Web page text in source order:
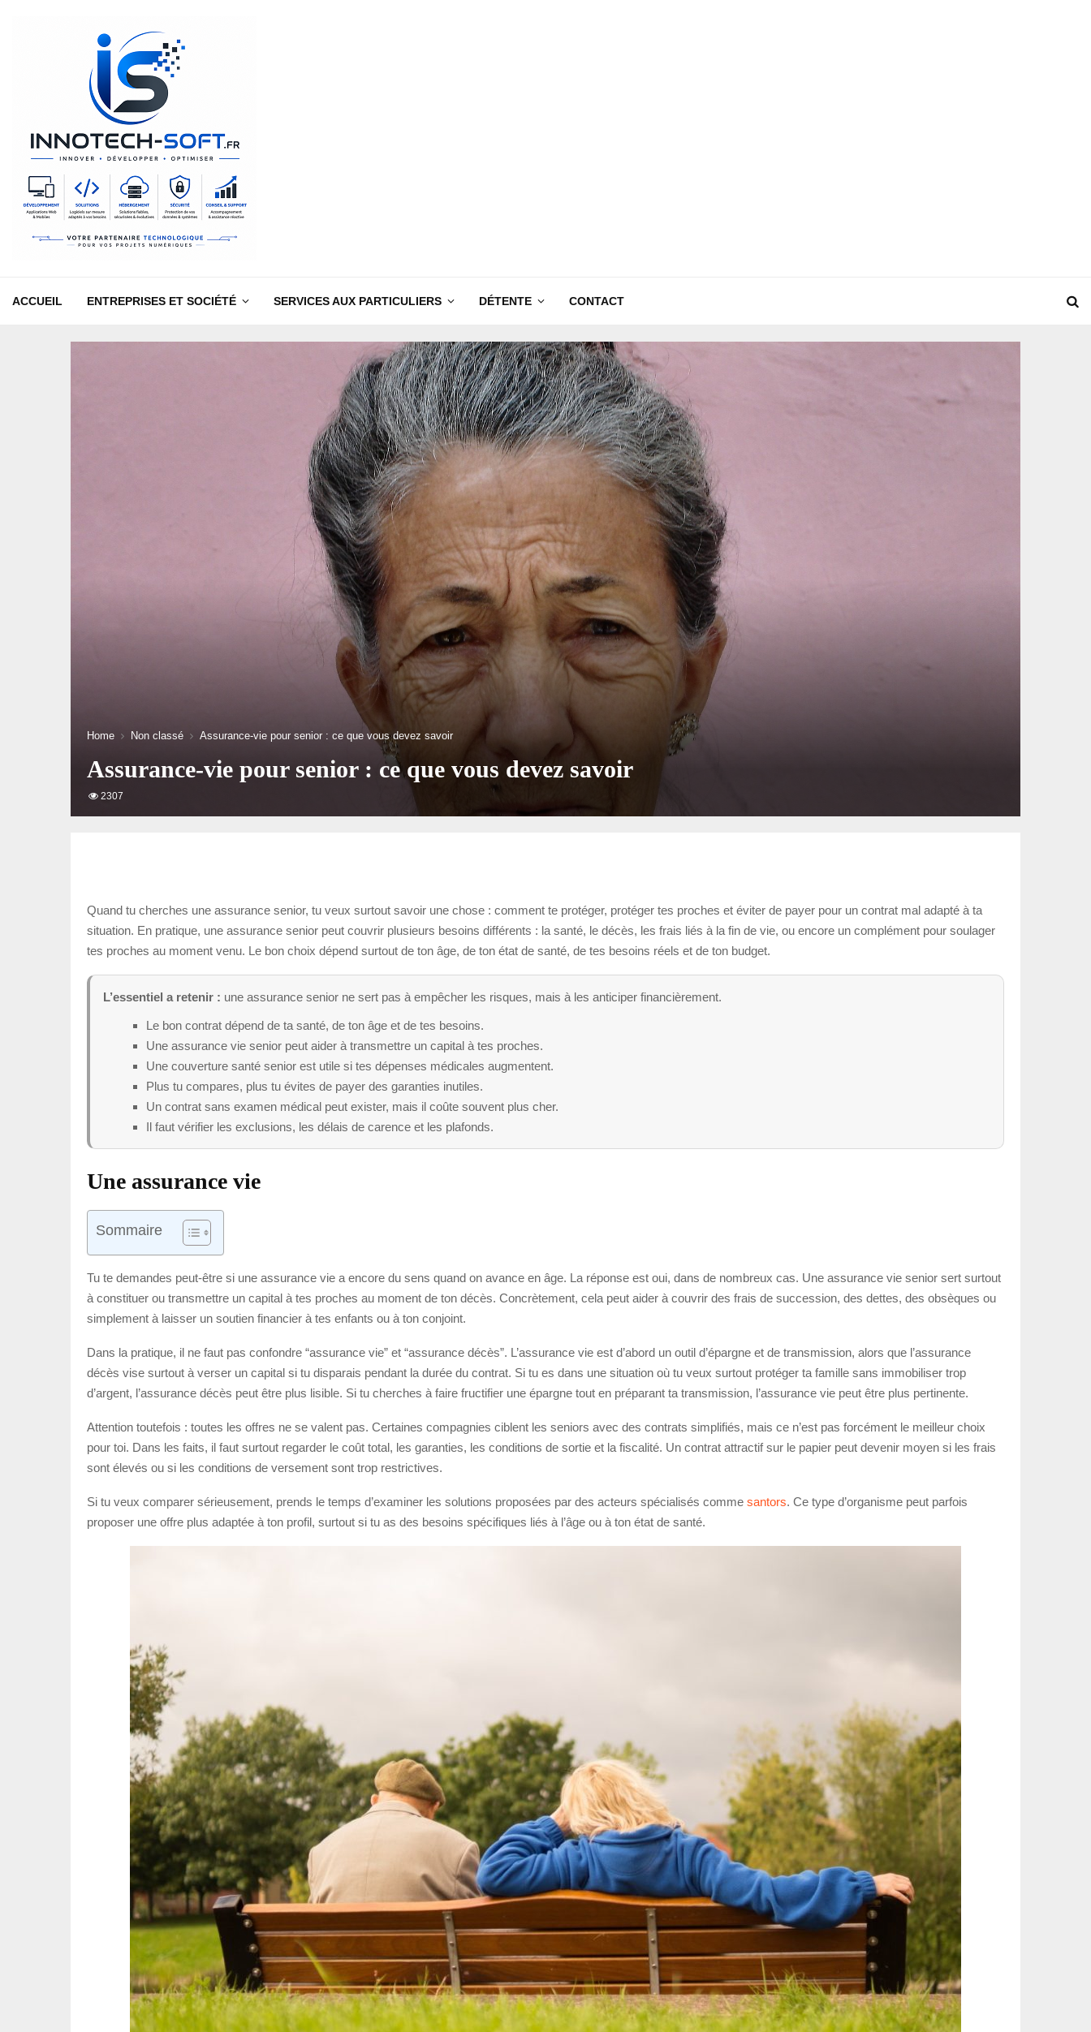
ACCUEIL ENTREPRISES ET SOCIÉTÉ SERVICES AUX PARTICULIERS DÉTENTE CONTACT
Home Non classé Assurance-vie pour senior : ce que vous devez savoir
Assurance-vie pour senior : ce que vous devez savoir
2307
Quand tu cherches une assurance senior, tu veux surtout savoir une chose : comment te protéger, protéger tes proches et éviter de payer pour un contrat mal adapté à ta
situation. En pratique, une assurance senior peut couvrir plusieurs besoins différents : la santé, le décès, les frais liés à la fin de vie, ou encore un complément pour soulager
tes proches au moment venu. Le bon choix dépend surtout de ton âge, de ton état de santé, de tes besoins réels et de ton budget.
L’essentiel a retenir : une assurance senior ne sert pas à empêcher les risques, mais à les anticiper financièrement.
Le bon contrat dépend de ta santé, de ton âge et de tes besoins.
Une assurance vie senior peut aider à transmettre un capital à tes proches.
Une couverture santé senior est utile si tes dépenses médicales augmentent.
Plus tu compares, plus tu évites de payer des garanties inutiles.
Un contrat sans examen médical peut exister, mais il coûte souvent plus cher.
Il faut vérifier les exclusions, les délais de carence et les plafonds.
Une assurance vie
Sommaire
Tu te demandes peut-être si une assurance vie a encore du sens quand on avance en âge. La réponse est oui, dans de nombreux cas. Une assurance vie senior sert surtout
à constituer ou transmettre un capital à tes proches au moment de ton décès. Concrètement, cela peut aider à couvrir des frais de succession, des dettes, des obsèques ou
simplement à laisser un soutien financier à tes enfants ou à ton conjoint.
Dans la pratique, il ne faut pas confondre “assurance vie” et “assurance décès”. L’assurance vie est d’abord un outil d’épargne et de transmission, alors que l’assurance
décès vise surtout à verser un capital si tu disparais pendant la durée du contrat. Si tu es dans une situation où tu veux surtout protéger ta famille sans immobiliser trop
d’argent, l’assurance décès peut être plus lisible. Si tu cherches à faire fructifier une épargne tout en préparant ta transmission, l’assurance vie peut être plus pertinente.
Attention toutefois : toutes les offres ne se valent pas. Certaines compagnies ciblent les seniors avec des contrats simplifiés, mais ce n’est pas forcément le meilleur choix
pour toi. Dans les faits, il faut surtout regarder le coût total, les garanties, les conditions de sortie et la fiscalité. Un contrat attractif sur le papier peut devenir moyen si les frais
sont élevés ou si les conditions de versement sont trop restrictives.
Si tu veux comparer sérieusement, prends le temps d’examiner les solutions proposées par des acteurs spécialisés comme santors. Ce type d’organisme peut parfois
proposer une offre plus adaptée à ton profil, surtout si tu as des besoins spécifiques liés à l’âge ou à ton état de santé.